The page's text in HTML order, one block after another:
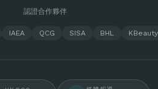
認證合作夥伴
IAEA QCG SISA BHL KBeauty